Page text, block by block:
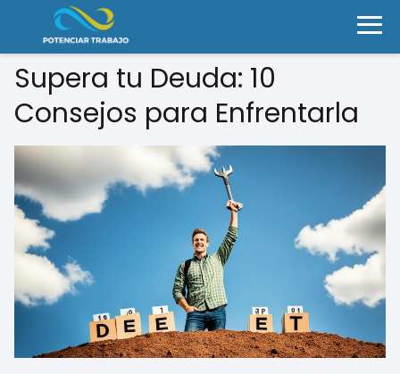
Supera tu Deuda: 10
Consejos para Enfrentarla